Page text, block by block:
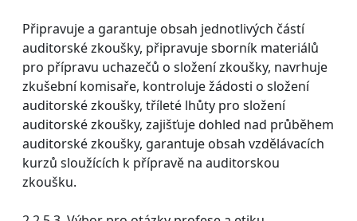
Připravuje a garantuje obsah jednotlivých částí
auditorské zkoušky, připravuje sborník materiálů
pro přípravu uchazečů o složení zkoušky, navrhuje
zkušební komisaře, kontroluje žádosti o složení
auditorské zkoušky, tříleté lhůty pro složení
auditorské zkoušky, zajišťuje dohled nad průběhem
auditorské zkoušky, garantuje obsah vzdělávacích
kurzů sloužících k přípravě na auditorskou
zkoušku.